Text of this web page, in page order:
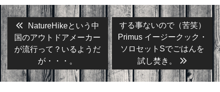
投
稿
ナ
ビ
ゲ
Previous
post:
NatureHikeという中
国のアウトドアメーカー
が流行って？いるようだ
が・・・。
Next
post:
する事ないので（苦笑）
Primus イージークック・
ソロセットSでごはんを
試し焚き。